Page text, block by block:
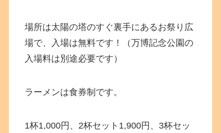
場所は太陽の塔のすぐ裏手にあるお祭り広
場で、入場は無料です！（万博記念公園の
入場料は別途必要です）
ラーメンは食券制です。
1杯1,000円、2杯セット1,900円、3杯セッ